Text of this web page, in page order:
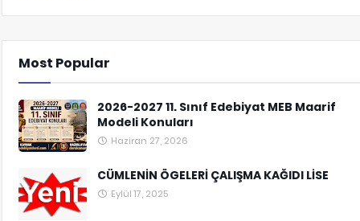
Most Popular
2026-2027 11. Sınıf Edebiyat MEB Maarif
Modeli Konuları
Haziran 27, 2026
CÜMLENİN ÖGELERİ ÇALIŞMA KAĞIDI LİSE
Eylül 17, 2025